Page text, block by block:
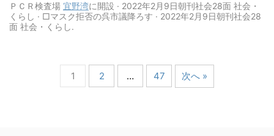
ＰＣＲ検査場 宜野湾に開設 · 2022年2月9日朝刊社会28面 社会・
くらし · □マスク拒否の呉市議降ろす · 2022年2月9日朝刊社会28
面 社会・くらし.
1 2 … 47 次へ »